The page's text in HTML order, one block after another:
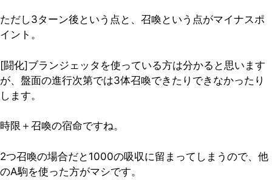
ただし3ターン後という点と、召喚という点がマイナスポ
イント。
[闘化]ブランジェッタを使っている方は分かると思います
が、 盤面の進行次第では3体召喚できたりできなかったり
します。
時限＋召喚の宿命ですね。
2つ召喚の場合だと1000の吸収に留まってしまうので、他
のA駒を使った方がマシです。